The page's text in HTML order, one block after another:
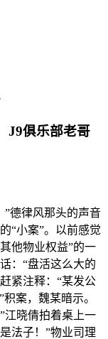
J9俱乐部老哥
德律风那头的声音
“小案”。以前感觉
他物业权益”的一
：“盘活这么大的
紧注释：“某发公
案，魏某暗示。
江晓倩拍着桌上一
法子！”物业司理